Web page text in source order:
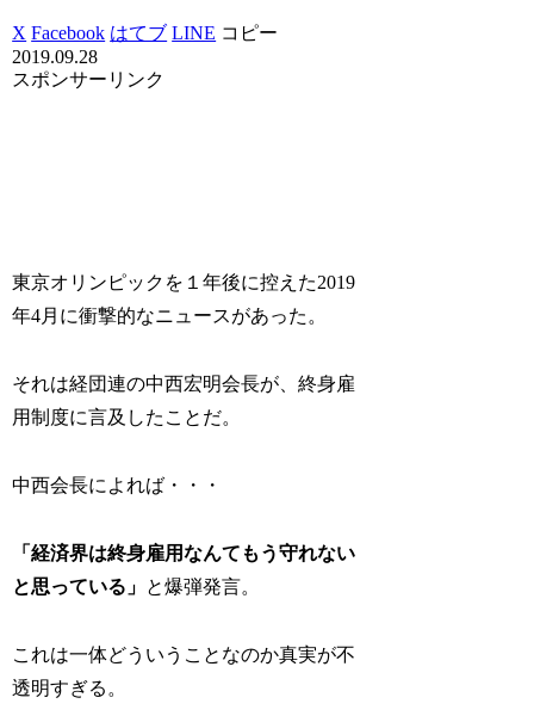
X Facebook はてブ LINE コピー
2019.09.28
スポンサーリンク
東京オリンピックを１年後に控えた2019
年4月に衝撃的なニュースがあった。
それは経団連の中西宏明会長が、終身雇
用制度に言及したことだ。
中西会長によれば・・・
「経済界は終身雇用なんてもう守れない
と思っている」 と爆弾発言。
これは一体どういうことなのか真実が不
透明すぎる。